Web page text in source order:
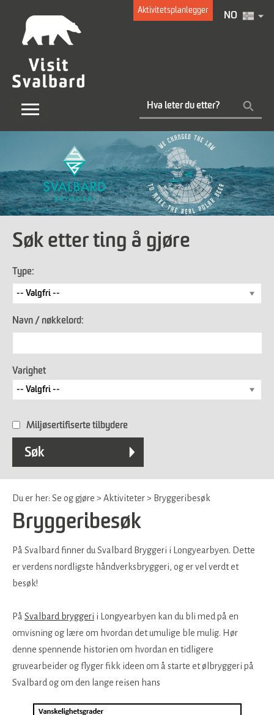
Aktivitetsplanlegger
NO
Søk etter ting å gjøre
Type:
Navn / nøkkelord:
Varighet
Miljøsertifiserte tilbydere
Du er her: Se og gjøre > Aktiviteter> Bryggeribesøk
Bryggeribesøk
På Svalbard finner du Svalbard Bryggeri i Longyearbyen. Dette
er verdens nordligste håndverksbryggeri, og er vel verdt et
besøk!
På Svalbard bryggeri i Longyearbyen kan du bli med på en
omvisning og lære om hvordan det umulige ble mulig. Hør
denne spennende historien om hvordan en tidligere
gruvearbeider og flyger fikk ideen om å starte et ølbryggeri på
Svalbard og om den lange reisen hans